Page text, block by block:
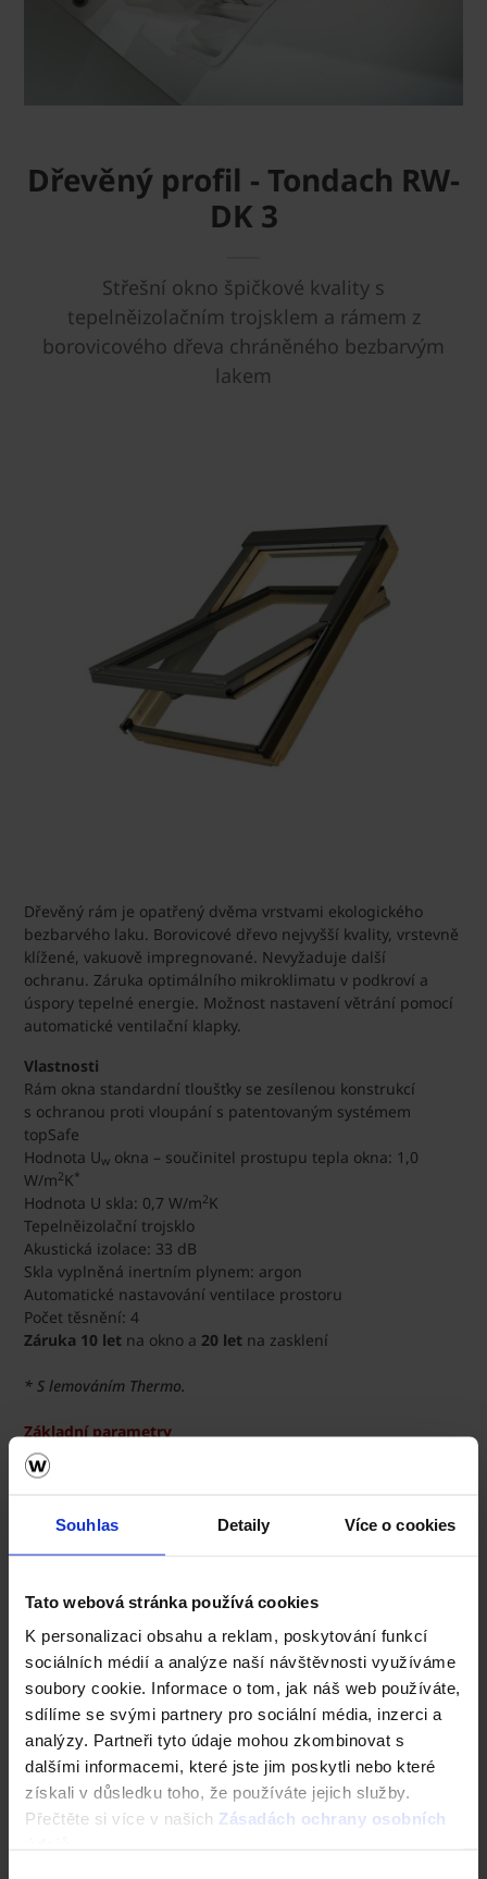
Souhlas Detaily Více o cookies
Tato webová stránka používá cookies
K personalizaci obsahu a reklam, poskytování funkcí
sociálních médií a analýze naší návštěvnosti využíváme
soubory cookie. Informace o tom, jak náš web používáte,
sdílíme se svými partnery pro sociální média, inzerci a
analýzy. Partneři tyto údaje mohou zkombinovat s
dalšími informacemi, které jste jim poskytli nebo které
získali v důsledku toho, že používáte jejich služby.
Přečtěte si více v našich Zásadách ochrany osobních
Dřevěný profil - Tondach RW-
DK 3
Střešní okno špičkové kvality s
tepelněizolačním trojsklem a rámem z
borovicového dřeva chráněného bezbarvým
lakem
Dřevěný rám je opatřený dvěma vrstvami ekologického
bezbarvého laku. Borovicové dřevo nejvyšší kvality, vrstevně
klížené, vakuově impregnované. Nevyžaduje další
ochranu. Záruka optimálního mikroklimatu v podkroví a
úspory tepelné energie. Možnost nastavení větrání pomocí
automatické ventilační klapky.
Vlastnosti
Rám okna standardní tloušťky se zesílenou konstrukcí
s ochranou proti vloupání s patentovaným systémem
topSafe
Hodnota Uw okna – součinitel prostupu tepla okna: 1,0
W/m2K*
Hodnota U skla: 0,7 W/m2K
Tepelněizolační trojsklo
Akustická izolace: 33 dB
Skla vyplněná inertním plynem: argon
Automatické nastavování ventilace prostoru
Počet těsnění: 4
Záruka 10 let na okno a 20 let na zasklení
* S lemováním Thermo.
Základní parametry